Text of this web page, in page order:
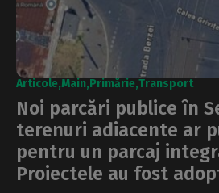
Articole Main Primărie Transport
Noi parcări publice în
terenuri adiacente ar
pentru un parcaj
Proiectele au fost